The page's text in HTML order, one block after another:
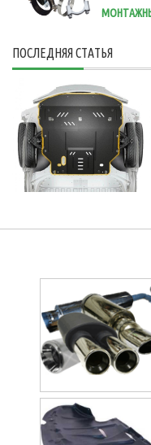
ПОСЛЕДНЯЯ СТАТЬЯ